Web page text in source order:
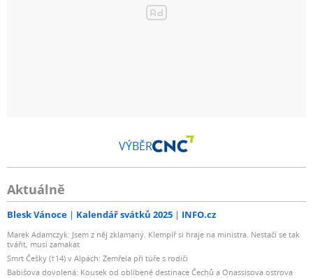
VÝBĚR
Aktuálně
Blesk Vánoce Kalendář svátků 2025 INFO.cz
Marek Adamczyk: Jsem z něj zklamaný. Klempíř si hraje na ministra. Nestačí se tak
tvářit, musí zamakat
Smrt Češky (†14) v Alpách: Zemřela při túře s rodiči
Babišova dovolená: Kousek od oblíbené destinace Čechů a Onassisova ostrova